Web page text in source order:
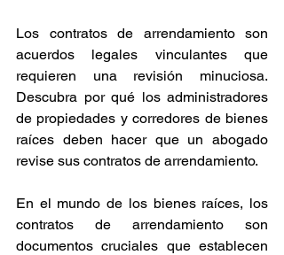
Los contratos de arrendamiento son
acuerdos legales vinculantes que
requieren una revisión minuciosa.
Descubra por qué los administradores
de propiedades y corredores de bienes
raíces deben hacer que un abogado
revise sus contratos de arrendamiento.
En el mundo de los bienes raíces, los
contratos de arrendamiento son
documentos cruciales que establecen